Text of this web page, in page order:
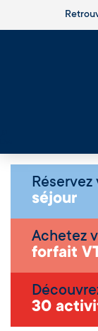
Réservez
séjour
Achetez
forfait
30